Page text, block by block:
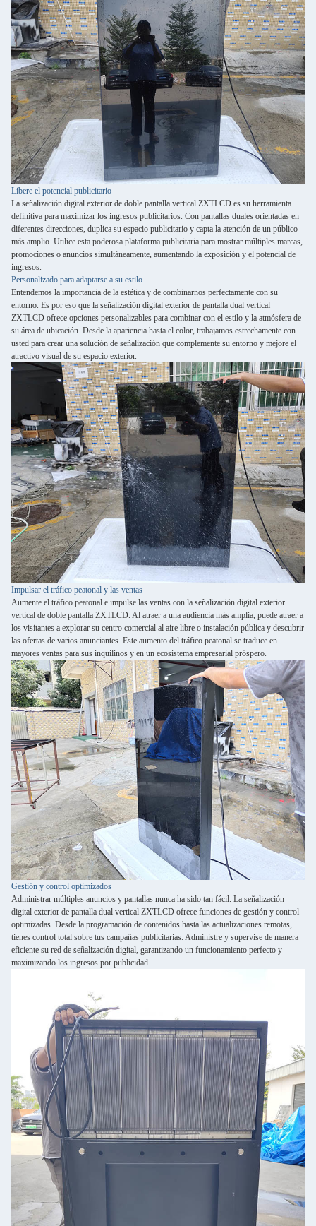
Libere el potencial publicitario
La señalización digital exterior de doble pantalla vertical ZXTLCD es su herramienta
definitiva para maximizar los ingresos publicitarios. Con pantallas duales orientadas en
diferentes direcciones, duplica su espacio publicitario y capta la atención de un público
más amplio. Utilice esta poderosa plataforma publicitaria para mostrar múltiples marcas,
promociones o anuncios simultáneamente, aumentando la exposición y el potencial de
ingresos.
Personalizado para adaptarse a su estilo
Entendemos la importancia de la estética y de combinarnos perfectamente con su
entorno. Es por eso que la señalización digital exterior de pantalla dual vertical
ZXTLCD ofrece opciones personalizables para combinar con el estilo y la atmósfera de
su área de ubicación. Desde la apariencia hasta el color, trabajamos estrechamente con
usted para crear una solución de señalización que complemente su entorno y mejore el
atractivo visual de su espacio exterior.
Impulsar el tráfico peatonal y las ventas
Aumente el tráfico peatonal e impulse las ventas con la señalización digital exterior
vertical de doble pantalla ZXTLCD. Al atraer a una audiencia más amplia, puede atraer a
los visitantes a explorar su centro comercial al aire libre o instalación pública y descubrir
las ofertas de varios anunciantes. Este aumento del tráfico peatonal se traduce en
mayores ventas para sus inquilinos y en un ecosistema empresarial próspero.
Gestión y control optimizados
Administrar múltiples anuncios y pantallas nunca ha sido tan fácil. La señalización
digital exterior de pantalla dual vertical ZXTLCD ofrece funciones de gestión y control
optimizadas. Desde la programación de contenidos hasta las actualizaciones remotas,
tienes control total sobre tus campañas publicitarias. Administre y supervise de manera
eficiente su red de señalización digital, garantizando un funcionamiento perfecto y
maximizando los ingresos por publicidad.